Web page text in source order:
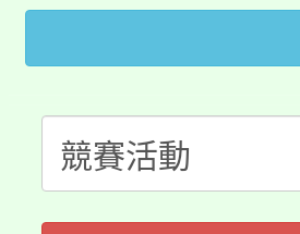
視費優惠
半價優惠，
者。
大園自造
份教師研習
淨零綠生活
會